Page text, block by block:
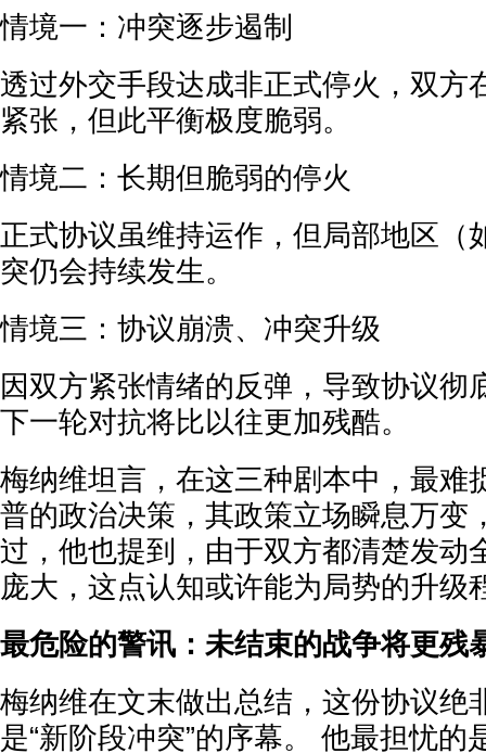
情境一：冲突逐步遏制
透过外交手段达成非正式停火，双方
紧张，但此平衡极度脆弱。
情境二：长期但脆弱的停火
正式协议虽维持运作，但局部地区（
突仍会持续发生。
情境三：协议崩溃、冲突升级
因双方紧张情绪的反弹，导致协议彻
下一轮对抗将比以往更加残酷。
梅纳维坦言，在这三种剧本中，最难
普的政治决策，其政策立场瞬息万变
过，他也提到，由于双方都清楚发动
庞大，这点认知或许能为局势的升级
最危险的警讯：未结束的战争将更残
梅纳维在文末做出总结，这份协议绝
是“新阶段冲突”的序幕。 他最担忧的